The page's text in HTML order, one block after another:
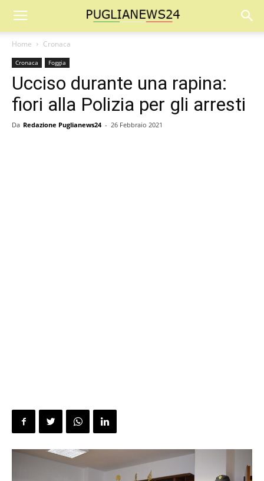
Home Cronaca
Cronaca Foggia
Ucciso durante una rapina:
fiori alla Polizia per gli arresti
Da Redazione Puglianews24 - 26 Febbraio 2021